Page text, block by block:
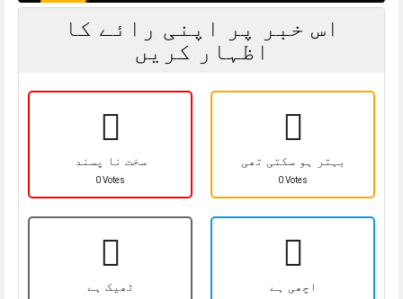
اس خبر پر اپنی رائے کا
اظہار کریں
سخت نا پسند
0 Votes
بہتر ہو سکتی تھی
0 Votes
ٹھیک ہے اچھی ہے